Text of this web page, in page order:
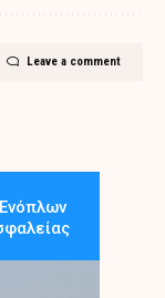
Leave a comment